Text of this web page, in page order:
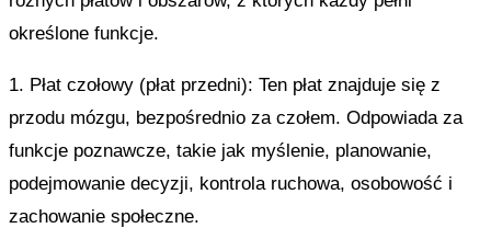
określone funkcje.
1. Płat czołowy (płat przedni): Ten płat znajduje się z
przodu mózgu, bezpośrednio za czołem. Odpowiada za
funkcje poznawcze, takie jak myślenie, planowanie,
podejmowanie decyzji, kontrola ruchowa, osobowość i
zachowanie społeczne.